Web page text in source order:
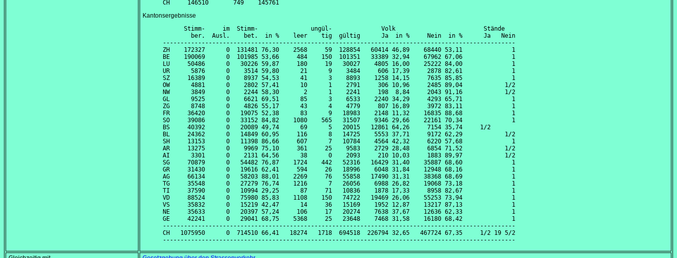
Kantonsergebnisse
      Stimm-     im  Stimm-               ungül-              Volk                         Stände
        ber.  Ausl.    bet.  in %    leer    tig  gültig      Ja  in %     Nein  in %      Ja   Nein
----------------------------------------------------------------------------------------------------
ZH    172327      0  131481 76,30    2568     59  128854   60414 46,89    68440 53,11              1
BE    190069      0  101985 53,66     484    150  101351   33389 32,94    67962 67,06              1
LU     50486      0   30226 59,87     180     19   30027    4805 16,00    25222 84,00              1
UR      5876      0    3514 59,80      21      9    3484     606 17,39     2878 82,61              1
SZ     16389      0    8937 54,53      41      3    8893    1258 14,15     7635 85,85              1
OW      4881      0    2802 57,41      10      1    2791     306 10,96     2485 89,04            1/2
NW      3849      0    2244 58,30       2      1    2241     198  8,84     2043 91,16            1/2
GL      9525      0    6621 69,51      85      3    6533    2240 34,29     4293 65,71              1
ZG      8748      0    4826 55,17      43      4    4779     807 16,89     3972 83,11              1
FR     36420      0   19075 52,38      83      9   18983    2148 11,32    16835 88,68              1
SO     39086      0   33152 84,82    1080    565   31507    9346 29,66    22161 70,34              1
BS     40392      0   20089 49,74      69      5   20015   12861 64,26     7154 35,74     1/2
BL     24362      0   14849 60,95     116      8   14725    5553 37,71     9172 62,29            1/2
SH     13153      0   11398 86,66     607      7   10784    4564 42,32     6220 57,68              1
AR     13275      0    9969 75,10     361     25    9583    2729 28,48     6854 71,52            1/2
AI      3301      0    2131 64,56      38      0    2093     210 10,03     1883 89,97            1/2
SG     70879      0   54482 76,87    1724    442   52316   16429 31,40    35887 68,60              1
GR     31430      0   19616 62,41     594     26   18996    6048 31,84    12948 68,16              1
AG     66134      0   58203 88,01    2269     76   55858   17490 31,31    38368 68,69              1
TG     35548      0   27279 76,74    1216      7   26056    6988 26,82    19068 73,18              1
TI     37590      0   10994 29,25      87     71   10836    1878 17,33     8958 82,67              1
VD     88524      0   75980 85,83    1108    150   74722   19469 26,06    55253 73,94              1
VS     35832      0   15219 42,47      14     36   15169    1952 12,87    13217 87,13              1
NE     35633      0   20397 57,24     106     17   20274    7638 37,67    12636 62,33              1
GE     42241      0   29041 68,75    5368     25   23648    7468 31,58    16180 68,42              1
----------------------------------------------------------------------------------------------------
CH   1075950      0  714510 66,41   18274   1718  694518  226794 32,65   467724 67,35     1/2 19 5/2